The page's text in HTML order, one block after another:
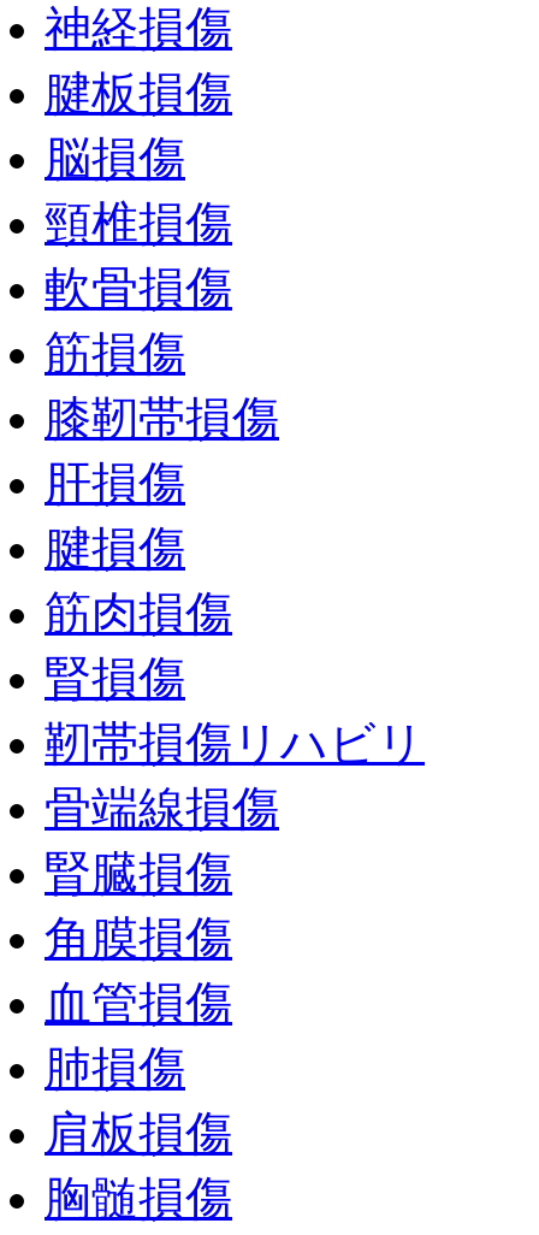
神経損傷
腱板損傷
脳損傷
頸椎損傷
軟骨損傷
筋損傷
膝靭帯損傷
肝損傷
腱損傷
筋肉損傷
腎損傷
靭帯損傷リハビリ
骨端線損傷
腎臓損傷
角膜損傷
血管損傷
肺損傷
肩板損傷
胸髄損傷